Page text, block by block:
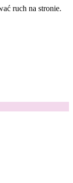
ruch na stronie.